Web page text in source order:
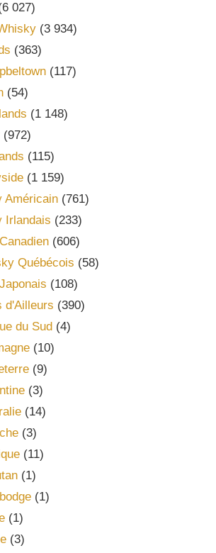
027)
(3 934)
(363)
(117)
(54)
(1 148)
(972)
(115)
(1 159)
Américain (761)
Irlandais (233)
(606)
Québécois (58)
(108)
d'Ailleurs (390)
du Sud (4)
(10)
(9)
(3)
(14)
(3)
(11)
(1)
(1)
(1)
(3)